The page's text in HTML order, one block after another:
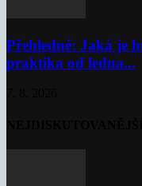
Přehledně: Jaká je
praktika od ledna...